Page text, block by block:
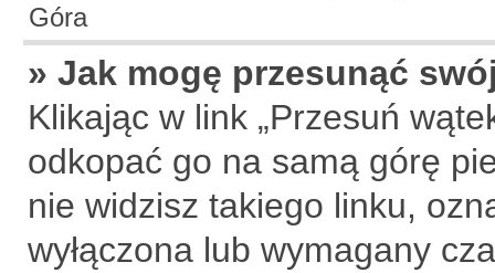
Góra
» Jak mogę przesunąć
Klikając w link „Przesuń
odkopać go na samą górę
nie widzisz takiego linku,
wyłączona lub wymagany